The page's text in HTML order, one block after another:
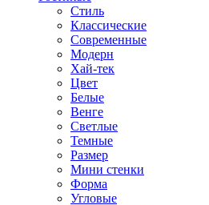
Стиль
Классические
Современные
Модерн
Хай-тек
Цвет
Белые
Венге
Светлые
Темные
Размер
Мини стенки
Форма
Угловые